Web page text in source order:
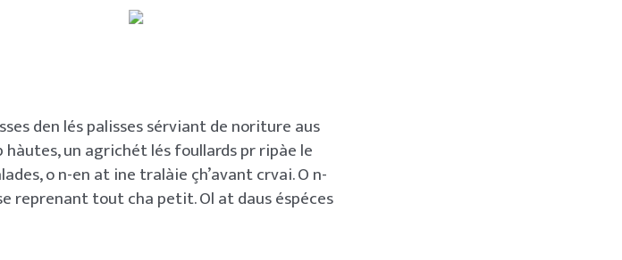
den lés palisses sérviant de noriture aus
un agrichét lés foullards pr ripàe le
o n-en at ine tralàie çh’avant crvai. O n-
reprenant tout cha petit. Ol at daus éspéces